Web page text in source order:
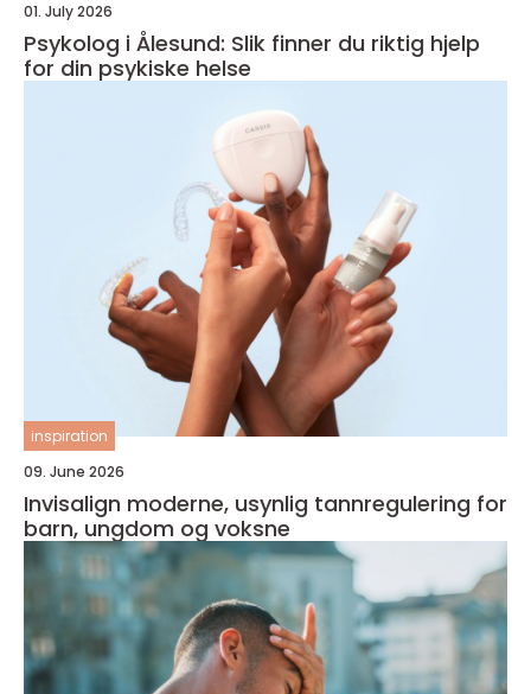
01. July 2026
Psykolog i Ålesund: Slik finner du riktig hjelp
for din psykiske helse
inspiration
09. June 2026
Invisalign moderne, usynlig tannregulering for
barn, ungdom og voksne